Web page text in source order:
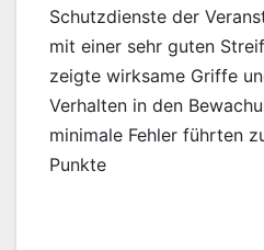
Schutzdienste der
mit einer sehr guten
zeigte wirksame Griffe
Verhalten in den
minimale Fehler führten
Punkte